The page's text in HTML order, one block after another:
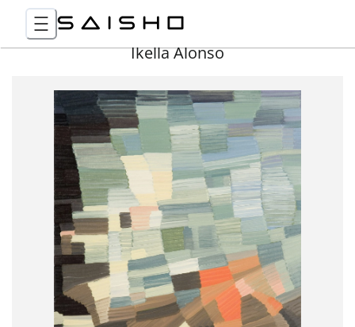
Ikella Alonso